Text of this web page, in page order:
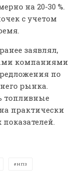
на 20-30 %.
с учетом
заявлял,
компаниями
по
рынка.
топливные
практически
НПЗ